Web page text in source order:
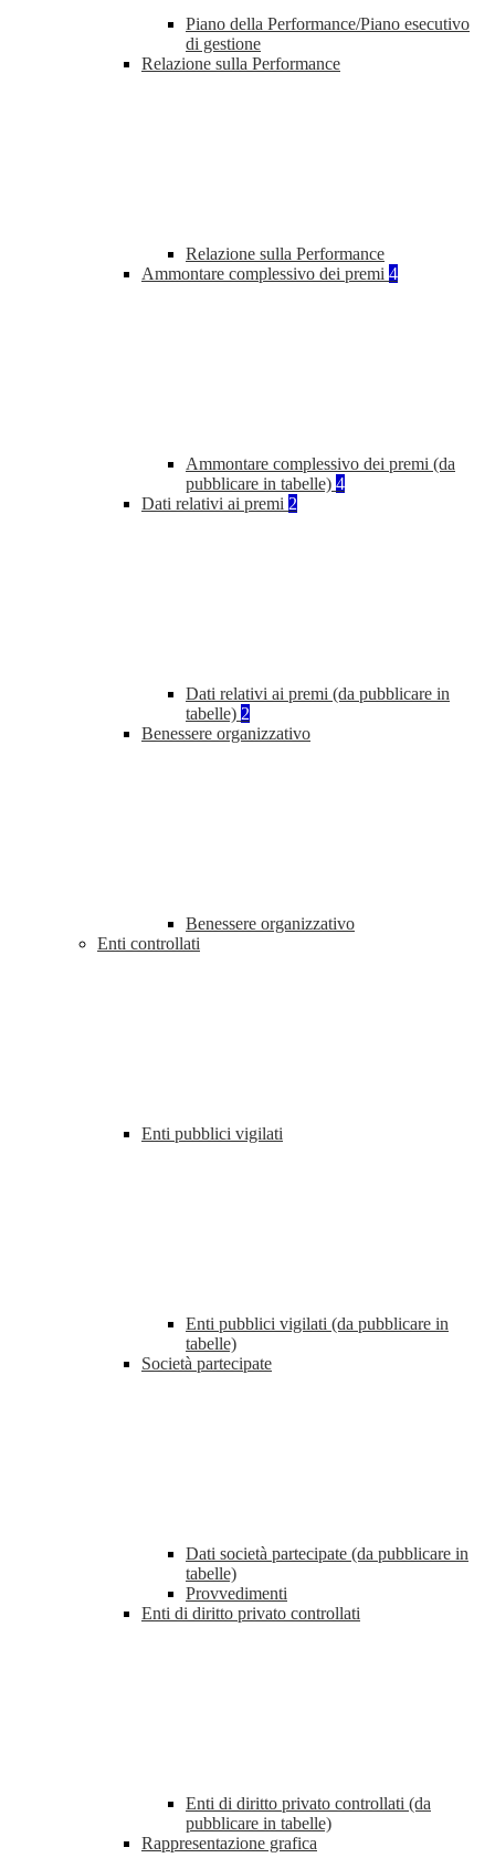
Piano della Performance/Piano esecutivo
di gestione
Relazione sulla Performance
Relazione sulla Performance
Ammontare complessivo dei premi 4
Ammontare complessivo dei premi (da
pubblicare in tabelle) 4
Dati relativi ai premi 2
Dati relativi ai premi (da pubblicare in
tabelle) 2
Benessere organizzativo
Benessere organizzativo
Enti controllati
Enti pubblici vigilati
Enti pubblici vigilati (da pubblicare in
tabelle)
Società partecipate
Dati società partecipate (da pubblicare in
tabelle)
Provvedimenti
Enti di diritto privato controllati
Enti di diritto privato controllati (da
pubblicare in tabelle)
Rappresentazione grafica